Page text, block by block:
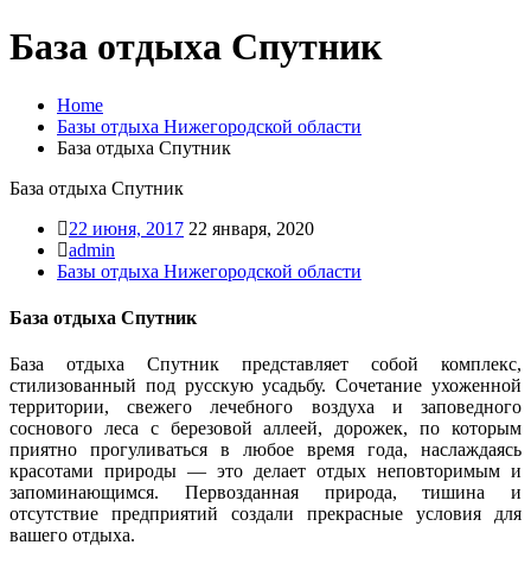
База отдыха Спутник
Home
Базы отдыха Нижегородской области
База отдыха Спутник
База отдыха Спутник
22 июня, 2017 22 января, 2020
admin
Базы отдыха Нижегородской области
База отдыха Спутник
База отдыха Спутник представляет собой комплекс,
стилизованный под русскую усадьбу. Сочетание ухоженной
территории, свежего лечебного воздуха и заповедного
соснового леса с березовой аллеей, дорожек, по которым
приятно прогуливаться в любое время года, наслаждаясь
красотами природы — это делает отдых неповторимым и
запоминающимся. Первозданная природа, тишина и
отсутствие предприятий создали прекрасные условия для
вашего отдыха.